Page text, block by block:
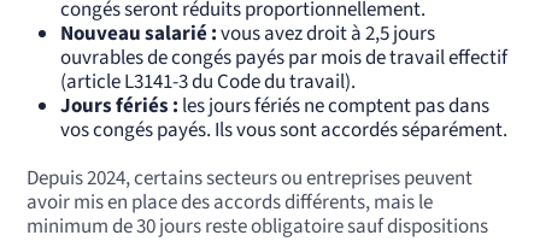
congés seront réduits proportionnellement.
Nouveau salarié :vous avez droit à 2,5 jours
ouvrables de congés payés par mois de travail effectif
(article L3141-3 du Code du travail).
Jours fériés : les jours fériés ne comptent pas dans
vos congés payés. Ils vous sont accordés séparément.
Depuis 2024, certains secteurs ou entreprises peuvent
avoir mis en place des accords différents, mais le
minimum de 30 jours reste obligatoire sauf dispositions